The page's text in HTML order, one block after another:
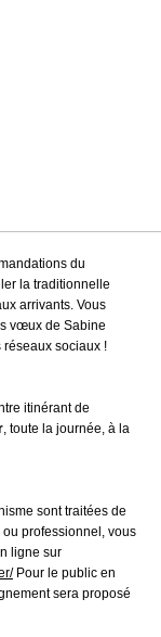
du
la traditionnelle
arrivants. Vous
vœux de Sabine
réseaux sociaux !
itinérant de
, toute la journée, à la
sont traitées de
professionnel, vous
ligne sur
Pour le public en
sera proposé